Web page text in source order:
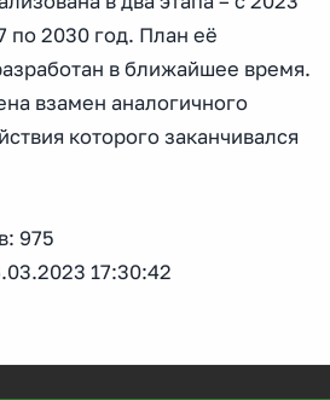
по 2030 год. План её
в ближайшее время.
взамен аналогичного
которого заканчивался
975
17:30:42